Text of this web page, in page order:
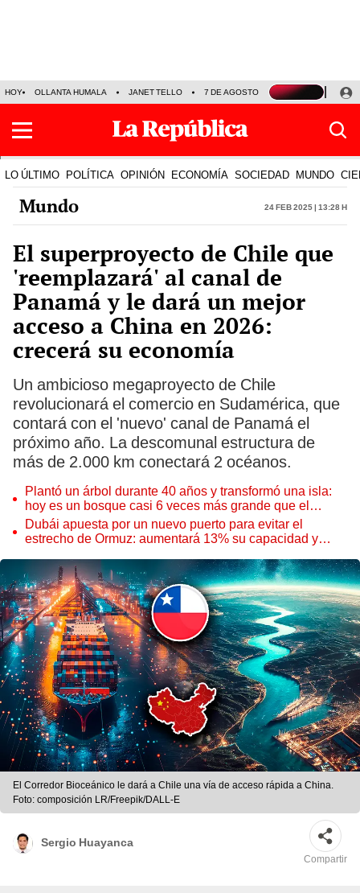
HOY OLLANTA HUMALA JANET TELLO 7 DE AGOSTO TINKA RESULTADOS
LO ÚLTIMO POLÍTICA OPINIÓN ECONOMÍA SOCIEDAD MUNDO
Mundo 24 Feb 2025 | 13:28 h
El superproyecto de Chile que
'reemplazará' al canal de
Panamá y le dará un mejor
acceso a China en 2026:
crecerá su economía
Un ambicioso megaproyecto de Chile
revolucionará el comercio en Sudamérica, que
contará con el 'nuevo' canal de Panamá el
próximo año. La descomunal estructura de
más de 2.000 km conectará 2 océanos.
Plantó un árbol durante 40 años y transformó una isla:
hoy es un bosque casi 6 veces más grande que el
Parque de las Leyendas
Dubái apuesta por un nuevo puerto para evitar el
estrecho de Ormuz: aumentará 13% su capacidad y
El Corredor Bioceánico le dará a Chile una vía de acceso rápida a China.
Foto: composición LR/Freepik/DALL-E
Sergio Huayanca
Compartir